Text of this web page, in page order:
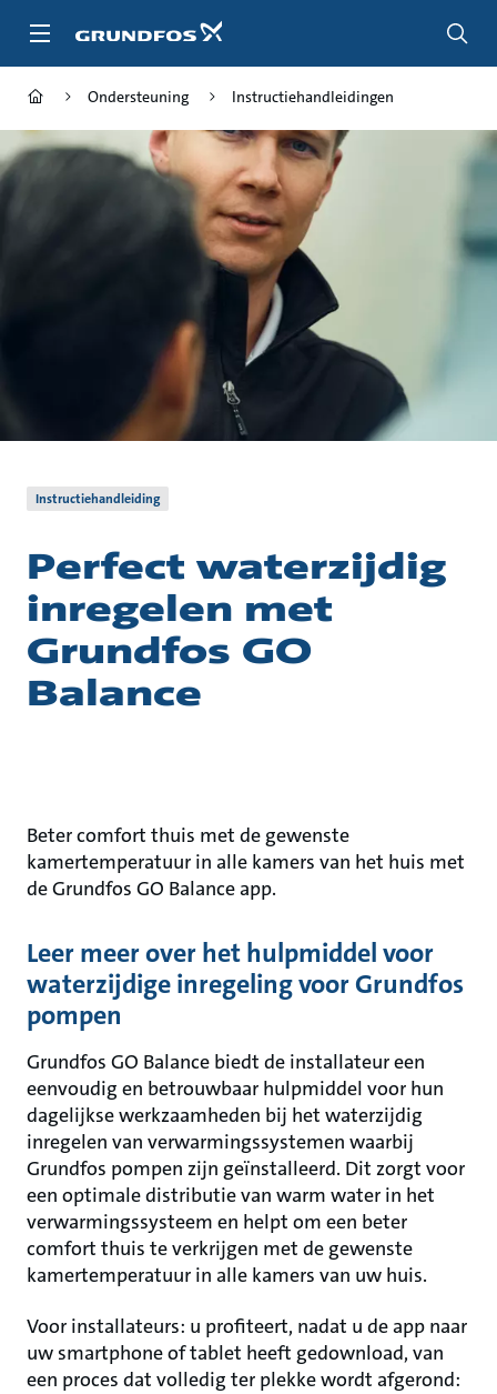
naar
Ondersteuning Instructiehandleidingen
Instructiehandleiding
Perfect waterzijdig
inregelen met
Grundfos GO
Balance
Beter comfort thuis met de gewenste
kamertemperatuur in alle kamers van het huis met
de Grundfos GO Balance app.
Leer meer over het hulpmiddel voor
waterzijdige inregeling voor Grundfos
pompen
Grundfos GO Balance biedt de installateur een
eenvoudig en betrouwbaar hulpmiddel voor hun
dagelijkse werkzaamheden bij het waterzijdig
inregelen van verwarmingssystemen waarbij
Grundfos pompen zijn geïnstalleerd. Dit zorgt voor
een optimale distributie van warm water in het
verwarmingssysteem en helpt om een beter
comfort thuis te verkrijgen met de gewenste
kamertemperatuur in alle kamers van uw huis.
Voor installateurs: u profiteert, nadat u de app naar
uw smartphone of tablet heeft gedownload, van
een proces dat volledig ter plekke wordt afgerond: